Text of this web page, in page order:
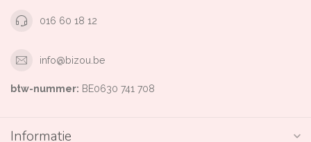
016 60 18 12
info@bizou.be
btw-nummer: BE0630 741 708
Informatie